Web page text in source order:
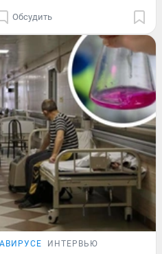
Обсудить
ИНТЕРВЬЮ